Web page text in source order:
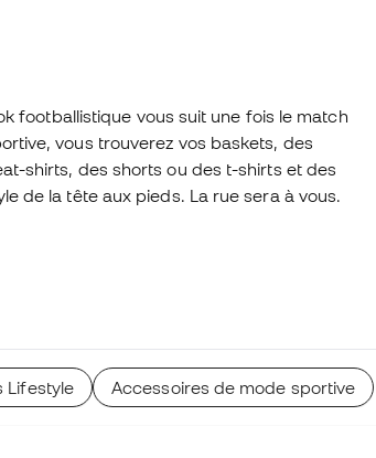
footballistique vous suit une fois le match
vous trouverez vos baskets, des
shirts, des shorts ou des t-shirts et des
de la tête aux pieds. La rue sera à vous.
Lifestyle Accessoires de mode sportive